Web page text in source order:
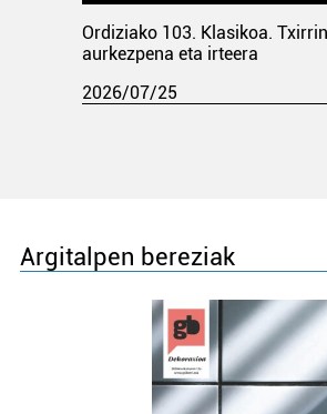
Ordiziako 103. Klasikoa.
aurkezpena eta irteera
2026/07/25
Argitalpen bereziak